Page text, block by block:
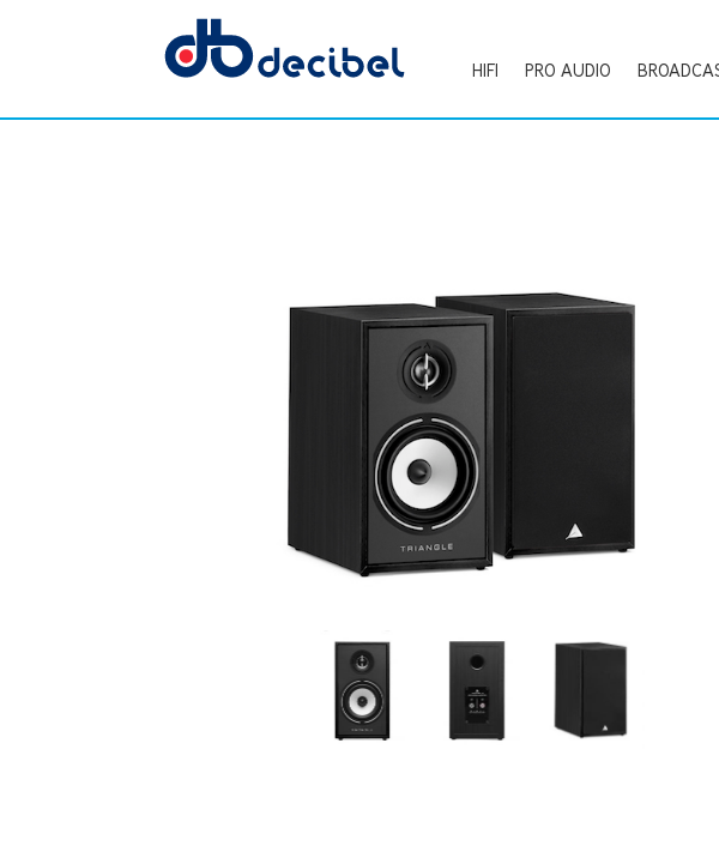
HIFI PRO AUDIO